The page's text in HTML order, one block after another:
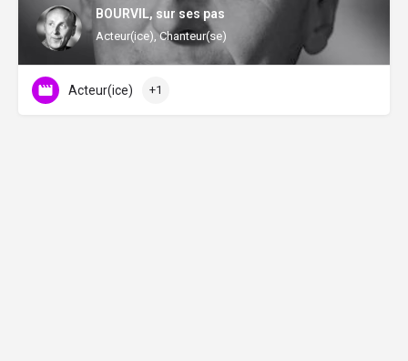
BOURVIL, sur ses pas
Acteur(ice), Chanteur(se)
Acteur(ice) +1